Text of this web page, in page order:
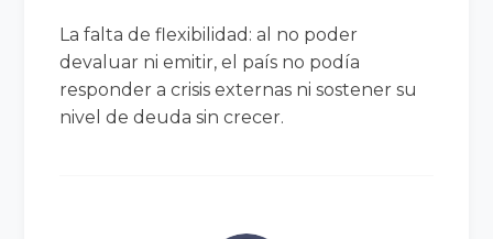
La falta de flexibilidad: al no poder
devaluar ni emitir, el país no podía
responder a crisis externas ni sostener su
nivel de deuda sin crecer.